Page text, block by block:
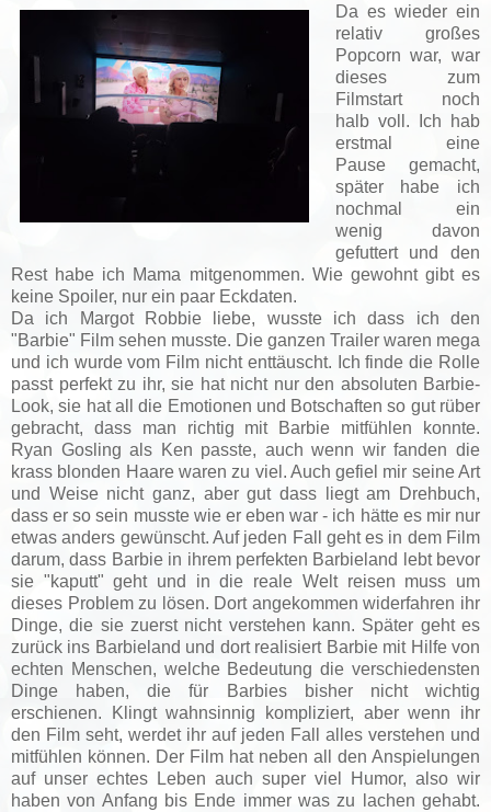
Da es wieder ein
relativ großes
Popcorn war, war
dieses zum
Filmstart noch
halb voll. Ich hab
erstmal eine
Pause gemacht,
später habe ich
nochmal ein
wenig davon
gefuttert und den
Rest habe ich Mama mitgenommen. Wie gewohnt gibt es
keine Spoiler, nur ein paar Eckdaten.
Da ich Margot Robbie liebe, wusste ich dass ich den
"Barbie" Film sehen musste. Die ganzen Trailer waren mega
und ich wurde vom Film nicht enttäuscht. Ich finde die Rolle
passt perfekt zu ihr, sie hat nicht nur den absoluten Barbie-
Look, sie hat all die Emotionen und Botschaften so gut rüber
gebracht, dass man richtig mit Barbie mitfühlen konnte.
Ryan Gosling als Ken passte, auch wenn wir fanden die
krass blonden Haare waren zu viel. Auch gefiel mir seine Art
und Weise nicht ganz, aber gut dass liegt am Drehbuch,
dass er so sein musste wie er eben war - ich hätte es mir nur
etwas anders gewünscht. Auf jeden Fall geht es in dem Film
darum, dass Barbie in ihrem perfekten Barbieland lebt bevor
sie "kaputt" geht und in die reale Welt reisen muss um
dieses Problem zu lösen. Dort angekommen widerfahren ihr
Dinge, die sie zuerst nicht verstehen kann. Später geht es
zurück ins Barbieland und dort realisiert Barbie mit Hilfe von
echten Menschen, welche Bedeutung die verschiedensten
Dinge haben, die für Barbies bisher nicht wichtig
erschienen. Klingt wahnsinnig kompliziert, aber wenn ihr
den Film seht, werdet ihr auf jeden Fall alles verstehen und
mitfühlen können. Der Film hat neben all den Anspielungen
auf unser echtes Leben auch super viel Humor, also wir
haben von Anfang bis Ende immer was zu lachen gehabt.